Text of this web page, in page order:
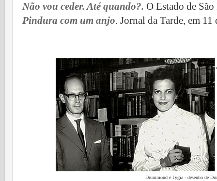
Não vou ceder. Até quando?. O Estado de
Pindura com um anjo. Jornal da Tarde, em
Drummond e Lygia - desenho de